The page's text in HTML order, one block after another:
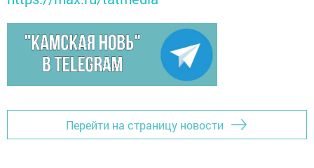
Перейти на страницу новости